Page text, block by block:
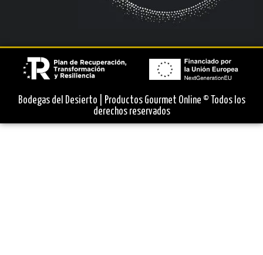
Bodegas del Desierto | Productos Gourmet Online © Todos los
derechos reservados